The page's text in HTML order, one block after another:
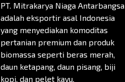
PT. Mitrakarya Niaga Antarbangsa
adalah eksportir asal Indonesia
yang menyediakan komoditas
pertanian premium dan produk
biomassa seperti beras merah,
daun ketapang, daun pisang, biji
kopi, dan pelet kayu.